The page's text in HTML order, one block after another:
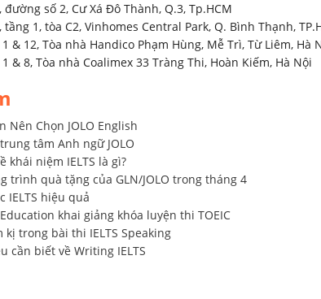
đường số 2, Cư Xá Đô Thành, Q.3, Tp.HCM
tầng 1, tòa C2, Vinhomes Central Park, Q. Bình Thạnh,
1 & 12, Tòa nhà Handico Phạm Hùng, Mễ Trì, Từ Liêm, Hà
1 & 8, Tòa nhà Coalimex 33 Tràng Thi, Hoàn Kiếm, Hà Nội
Nên Chọn JOLO English
tâm Anh ngữ JOLO
khái niệm IELTS là gì?
trình quà tặng của GLN/JOLO trong tháng 4
IELTS hiệu quả
Education khai giảng khóa luyện thi TOEIC
kị trong bài thi IELTS Speaking
cần biết về Writing IELTS